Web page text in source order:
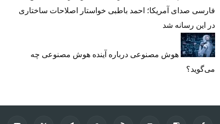
فارسی صدای آمریکا؛ احمد باطبی خواستار اصلاحات ساختاری
در این رسانه شد
هوش مصنوعی درباره آینده هوش مصنوعی چه
می‌گوید؟